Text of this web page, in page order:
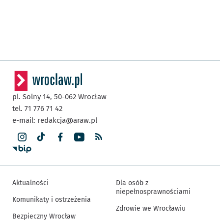
pl. Solny 14, 50-062 Wrocław
tel. 71 776 71 42
e-mail: redakcja@araw.pl
Aktualności
Komunikaty i ostrzeżenia
Bezpieczny Wrocław
Dla osób z
niepełnosprawnościami
Zdrowie we Wrocławiu